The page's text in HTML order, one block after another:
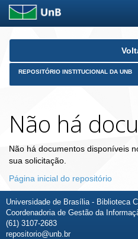
Skip
REPOSITÓRIO INSTITUCIONAL DA UNB
Não há
Não há documentos disponíveis
sua solicitação.
Página inicial do repositório
Universidade de Brasília - Biblioteca
Coordenadoria de Gestão da
(61) 3107-2683
repositorio@unb.br